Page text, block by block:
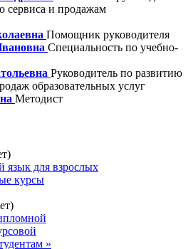
сервиса и продажам
Помощник руководителя
Специальность по учебно-
Руководитель по развитию
образовательных услуг
Методист
язык для взрослых
курсы
»